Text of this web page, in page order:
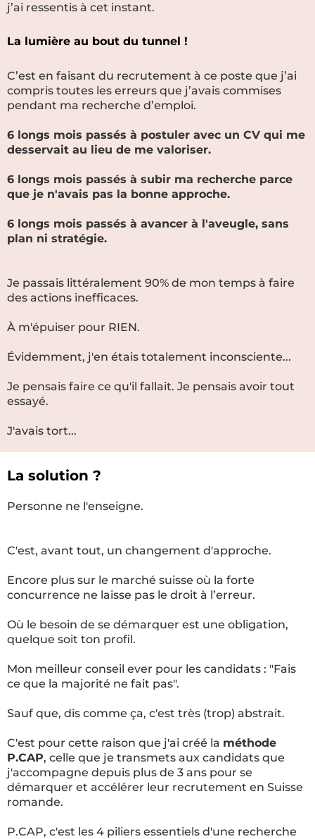
j’ai ressentis à cet instant.
La lumière au bout du tunnel !
C’est en faisant du recrutement à ce poste que j’ai
compris toutes les erreurs que j’avais commises
pendant ma recherche d’emploi.
6 longs mois passés à postuler avec un CV qui me
desservait au lieu de me valoriser.
6 longs mois passés à subir ma recherche parce
que je n'avais pas la bonne approche.
6 longs mois passés à avancer à l'aveugle, sans
plan ni stratégie.
Je passais littéralement 90% de mon temps à faire
des actions inefficaces.
À m'épuiser pour RIEN.
Évidemment, j'en étais totalement inconsciente...
Je pensais faire ce qu'il fallait. Je pensais avoir tout
essayé.
J'avais tort...
La solution ?
Personne ne l'enseigne.
C'est, avant tout, un changement d'approche.
Encore plus sur le marché suisse où la forte
concurrence ne laisse pas le droit à l’erreur.
Où le besoin de se démarquer est une obligation,
quelque soit ton profil.
Mon meilleur conseil ever pour les candidats : "Fais
ce que la majorité ne fait pas".
Sauf que, dis comme ça, c'est très (trop) abstrait.
C'est pour cette raison que j'ai créé la méthode
P.CAP, celle que je transmets aux candidats que
j'accompagne depuis plus de 3 ans pour se
démarquer et accélérer leur recrutement en Suisse
romande.
P.CAP, c'est les 4 piliers essentiels d'une recherche